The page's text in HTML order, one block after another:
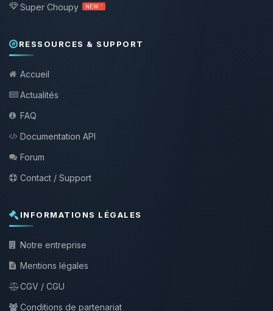
Super Choupy NEW !
RESSOURCES & SUPPORT
Accueil
Actualités
FAQ
Documentation API
Forum
Contact / Support
INFORMATIONS LÉGALES
Notre entreprise
Mentions légales
CGV / CGU
Conditions de partenariat